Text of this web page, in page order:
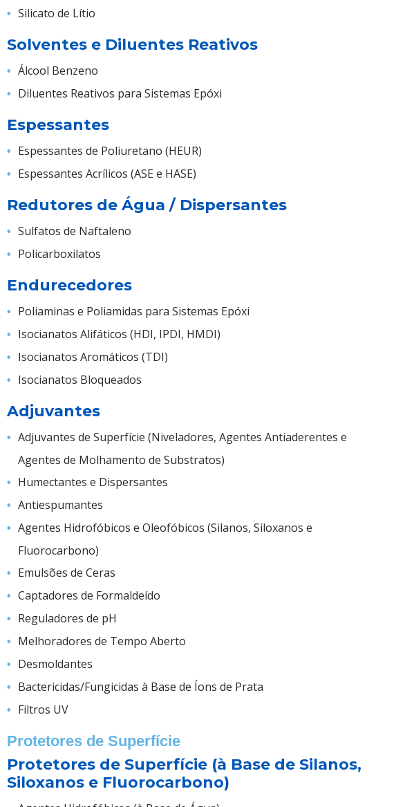
Silicato de Lítio
Solventes e Diluentes Reativos
Álcool Benzeno
Diluentes Reativos para Sistemas Epóxi
Espessantes
Espessantes de Poliuretano (HEUR)
Espessantes Acrílicos (ASE e HASE)
Redutores de Água / Dispersantes
Sulfatos de Naftaleno
Policarboxilatos
Endurecedores
Poliaminas e Poliamidas para Sistemas Epóxi
Isocianatos Alifáticos (HDI, IPDI, HMDI)
Isocianatos Aromáticos (TDI)
Isocianatos Bloqueados
Adjuvantes
Adjuvantes de Superfície (Niveladores, Agentes Antiaderentes e
Agentes de Molhamento de Substratos)
Humectantes e Dispersantes
Antiespumantes
Agentes Hidrofóbicos e Oleofóbicos (Silanos, Siloxanos e
Fluorocarbono)
Emulsões de Ceras
Captadores de Formaldeído
Reguladores de pH
Melhoradores de Tempo Aberto
Desmoldantes
Bactericidas/Fungicidas à Base de Íons de Prata
Filtros UV
Protetores de Superfície
Protetores de Superfície (à Base de Silanos,
Siloxanos e Fluorocarbono)